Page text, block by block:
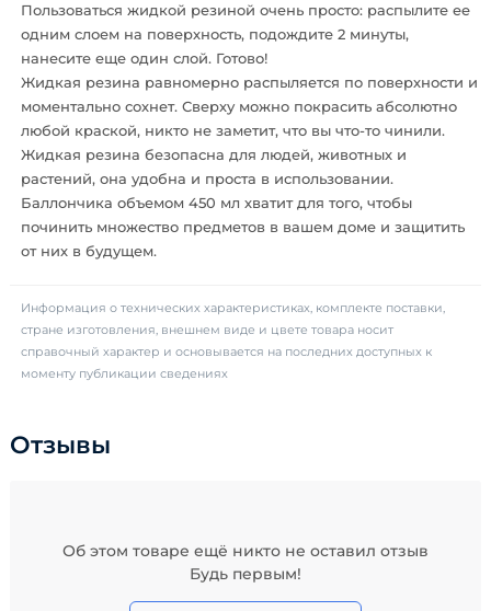
Пользоваться жидкой резиной очень просто: распылите ее
одним слоем на поверхность, подождите 2 минуты,
нанесите еще один слой. Готово!
Жидкая резина равномерно распыляется по поверхности и
моментально сохнет. Сверху можно покрасить абсолютно
любой краской, никто не заметит, что вы что-то чинили.
Жидкая резина безопасна для людей, животных и
растений, она удобна и проста в использовании.
Баллончика объемом 450 мл хватит для того, чтобы
починить множество предметов в вашем доме и защитить
от них в будущем.
Информация о технических характеристиках, комплекте поставки,
стране изготовления, внешнем виде и цвете товара носит
справочный характер и основывается на последних доступных к
моменту публикации сведениях
Отзывы
Об этом товаре ещё никто не оставил отзыв
Будь первым!